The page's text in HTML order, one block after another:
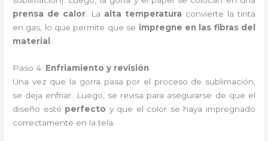
prensa de calor . La alta temperatura convierte la tinta
en gas, lo que permite que se impregne en las fibras del
material
Paso 4: Enfriamiento y revisión
Una vez que la gorra pasa por el proceso de sublimación,
se deja enfriar. Luego, se revisa para asegurarse de que el
diseño esté perfecto y que el color se haya impregnado
correctamente en la tela.